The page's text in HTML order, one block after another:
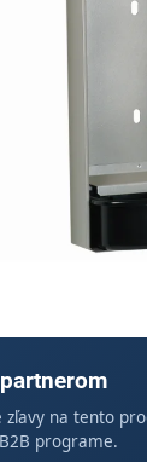
zľavy na tento
programe.